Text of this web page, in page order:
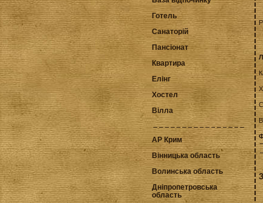
Готель
Санаторій
Пансіонат
Квартира
Елінг
Хостел
Вілла
АР Крим
Вінницька область
Волинська область
Дніпропетровська
область